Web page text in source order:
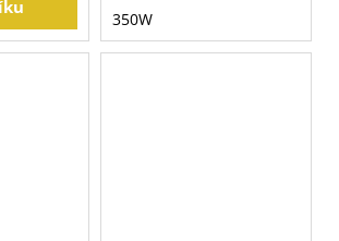
350W